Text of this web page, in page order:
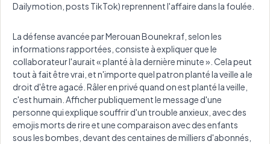
Dailymotion, posts TikTok) reprennent l'affaire dans la foulée.
La défense avancée par Merouan Bounekraf, selon les
informations rapportées, consiste à expliquer que le
collaborateur l'aurait « planté à la dernière minute ». Cela peut
tout à fait être vrai, et n'importe quel patron planté la veille a le
droit d'être agacé. Râler en privé quand on est planté la veille,
c'est humain. Afficher publiquement le message d'une
personne qui explique souffrir d'un trouble anxieux, avec des
emojis morts de rire et une comparaison avec des enfants
sous les bombes, devant des centaines de milliers d'abonnés,